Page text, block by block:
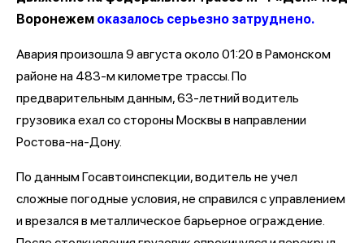
Воронежем оказалось серьезно затруднено.
Авария произошла 9 августа около 01:20 в Рамонском
районе на 483-м километре трассы. По
предварительным данным, 63-летний водитель
грузовика ехал со стороны Москвы в направлении
Ростова-на-Дону.
По данным Госавтоинспекции, водитель не учел
сложные погодные условия, не справился с управлением
и врезался в металлическое барьерное ограждение.